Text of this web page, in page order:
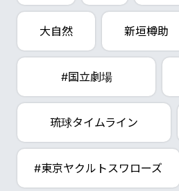
大自然 新垣樽助
#国立劇場
琉球タイムライン
#東京ヤクルトスワローズ